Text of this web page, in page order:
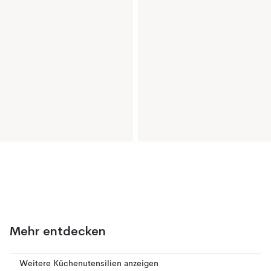
Mehr entdecken
Weitere Küchenutensilien anzeigen